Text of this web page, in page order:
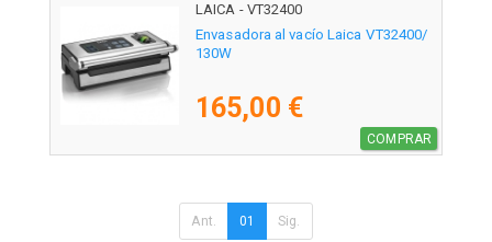
LAICA - VT32400
Envasadora al vacío Laica VT32400/
130W
165,00 €
COMPRAR
Ant. 01 Sig.